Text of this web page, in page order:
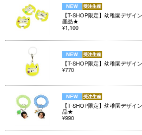
【T-SHOP限定】幼稚園デザ
産品★
¥1,100
【T-SHOP限定】幼稚園デザ
¥770
【T-SHOP限定】幼稚園デザ
品★
¥990